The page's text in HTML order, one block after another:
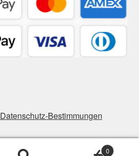
Datenschutz-Bestimmungen
0